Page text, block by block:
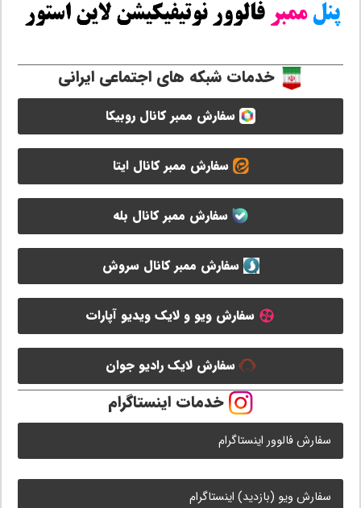
خدمات شبکه های اجتماعی ایرانی
سفارش ممبر کانال روبیکا
سفارش ممبر کانال ایتا
سفارش ممبر کانال بله
سفارش ممبر کانال سروش
سفارش ویو و لایک ویدیو آپارات
سفارش لایک رادیو جوان
خدمات اینستاگرام
سفارش فالوور اینستاگرام
سفارش ویو (بازدید) اینستاگرام